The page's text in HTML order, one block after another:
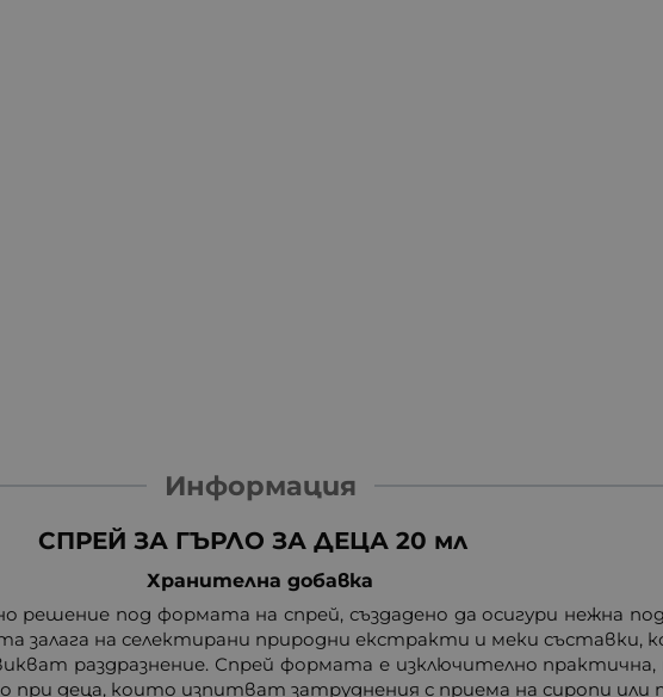
Информация
СПРЕЙ ЗА ГЪРЛО ЗА ДЕЦА 20 мл
Хранителна добавка
решение под формата на спрей, създадено да осигури нежна
залага на селектирани природни екстракти и меки
раздразнение. Спрей формата е изключително
при деца, които изпитват затруднения с приема на сиропи или